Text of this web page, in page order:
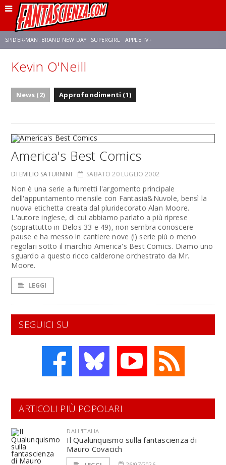
SPIDER-MAN: BRAND NEW DAY SUPERGIRL APPLE TV+
FRANCO RICCIARDIELLO ZENDAYA
Kevin O'Neill
News (2) Approfondimenti (1)
America's Best Comics
DI EMILIO SATURNINI SABATO 20 LUGLIO 2002
Non è una serie a fumetti l'argomento principale
dell'appuntamento mensile con Fantasia&Nuvole, bensì la
nuova etichetta creata dal pluridecorato Alan Moore.
L'autore inglese, di cui abbiamo parlato a più riprese
(soprattutto in Delos 33 e 49), non sembra conoscere
pause e ha messo in cantiere nove (!) serie più o meno
regolari sotto il marchio America's Best Comics. Diamo uno
sguardo a questo ricco calderone orchestrato da Mr.
Moore.
LEGGI
SEGUICI SU
ARTICOLI PIÙ POPOLARI
DALL'ITALIA
Il Qualunquismo sulla fantascienza di
Mauro Covacich